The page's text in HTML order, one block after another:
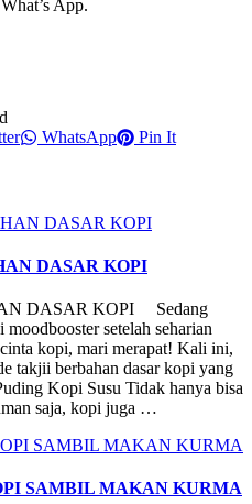
App.
WhatsApp Pin It
DASAR KOPI
DASAR KOPI Sedang
setelah seharian
kopi, mari merapat! Kali ini,
takjii berbahan dasar kopi yang
Kopi Susu Tidak hanya bisa
saja, kopi juga …
SAMBIL MAKAN KURMA